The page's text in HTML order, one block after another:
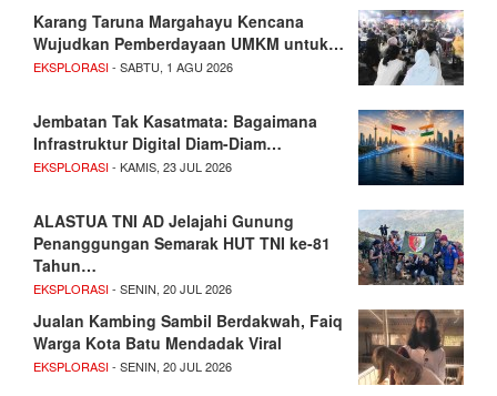
Karang Taruna Margahayu Kencana
Wujudkan Pemberdayaan UMKM untuk…
EKSPLORASI- SABTU, 1 AGU 2026
Jembatan Tak Kasatmata: Bagaimana
Infrastruktur Digital Diam-Diam…
EKSPLORASI- KAMIS, 23 JUL 2026
ALASTUA TNI AD Jelajahi Gunung
Penanggungan Semarak HUT TNI ke-81
Tahun…
EKSPLORASI- SENIN, 20 JUL 2026
Jualan Kambing Sambil Berdakwah, Faiq
Warga Kota Batu Mendadak Viral
EKSPLORASI- SENIN, 20 JUL 2026